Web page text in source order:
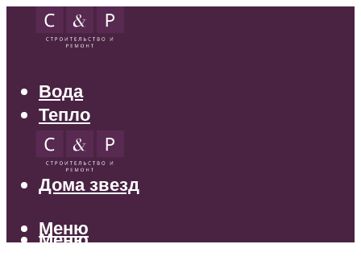
Вода
Тепло
Электрика
Свет
Дома звезд
Меню
Меню